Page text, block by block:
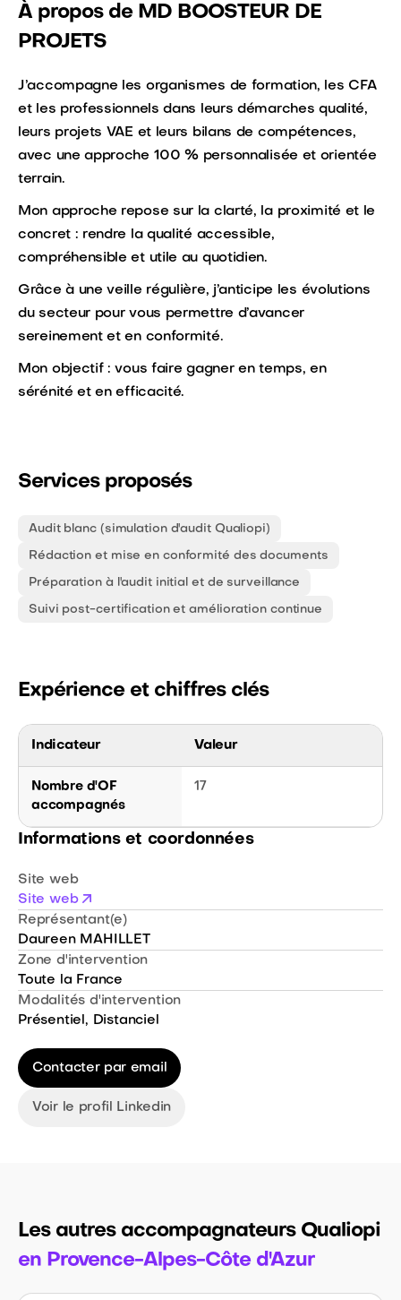
À propos de MD BOOSTEUR DE
PROJETS
J’accompagne les organismes de formation, les CFA
et les professionnels dans leurs démarches qualité,
leurs projets VAE et leurs bilans de compétences,
avec une approche 100 % personnalisée et orientée
terrain.
Mon approche repose sur la clarté, la proximité et le
concret : rendre la qualité accessible,
compréhensible et utile au quotidien.
Grâce à une veille régulière, j’anticipe les évolutions
du secteur pour vous permettre d’avancer
sereinement et en conformité.
Mon objectif : vous faire gagner en temps, en
sérénité et en efficacité.
Services proposés
Audit blanc (simulation d'audit Qualiopi)
Rédaction et mise en conformité des documents
Préparation à l'audit initial et de surveillance
Suivi post-certification et amélioration continue
Expérience et chiffres clés
Indicateur Valeur
Nombre d'OF
accompagnés
17
Informations et coordonnées
Site web
Site web
Représentant(e)
Daureen MAHILLET
Zone d'intervention
Toute la France
Modalités d'intervention
Présentiel, Distanciel
Contacter par email
Voir le profil Linkedin
Les autres accompagnateurs Qualiopi
en Provence-Alpes-Côte d'Azur